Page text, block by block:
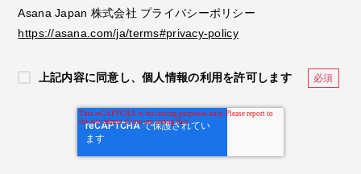
Asana Japan 株式会社 プライバシーポリシー
https://asana.com/ja/terms#privacy-policy
上記内容に同意し、個人情報の利用を許可します